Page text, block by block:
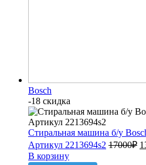
Bosch
-18 скидка
Стиральная машина б/у
Артикул 2213694s2 17000₽
В корзину